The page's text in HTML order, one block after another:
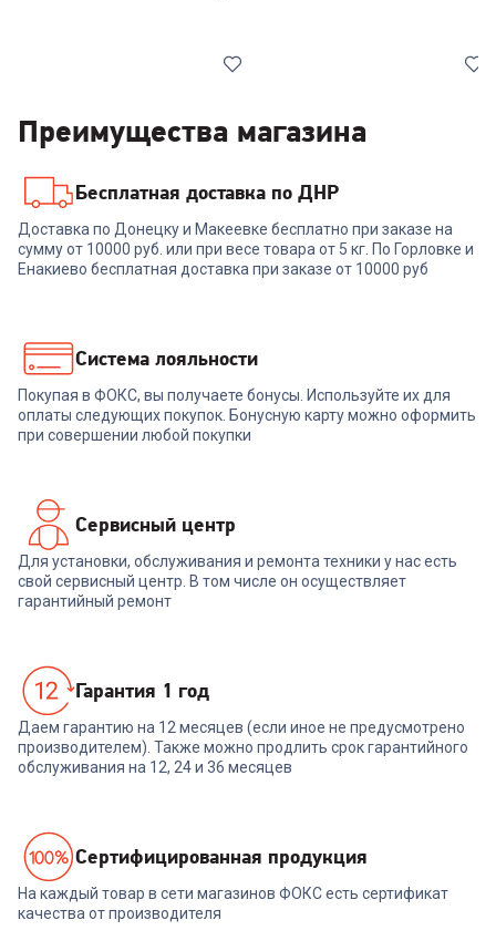
Духовой шкаф BEKO BBIC
12100 XD
24 999₽
В корзину
Духовой шкаф ULTA UL-
OE60MBR70HKB
В корзину
Преимущества магазина
Бесплатная доставка по ДНР
Доставка по Донецку и Макеевке бесплатно при заказе на
сумму от 10000 руб. или при весе товара от 5 кг. По Горловке и
Енакиево бесплатная доставка при заказе от 10000 руб
Система лояльности
Покупая в ФОКС, вы получаете бонусы. Используйте их для
оплаты следующих покупок. Бонусную карту можно оформить
при совершении любой покупки
Сервисный центр
Для установки, обслуживания и ремонта техники у нас есть
свой сервисный центр. В том числе он осуществляет
гарантийный ремонт
Гарантия 1 год
Даем гарантию на 12 месяцев (если иное не предусмотрено
производителем). Также можно продлить срок гарантийного
обслуживания на 12, 24 и 36 месяцев
Cертифицированная продукция
На каждый товар в сети магазинов ФОКС есть сертификат
качества от производителя